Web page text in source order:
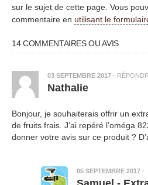
sur le sujet de cette page. Vous
commentaire en utilisant le
14 COMMENTAIRES OU AVIS
03 SEPTEMBRE 2017 ·
Nathalie
Bonjour, je souhaiterais offrir un
de fruits frais. J’ai repéré l’oméga
donner votre avis sur ce produit ?
05 SEPTEMBRE 2017 ·